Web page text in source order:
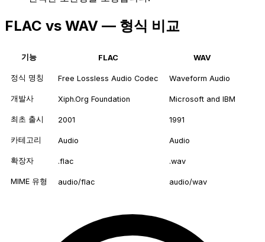
FLAC vs WAV — 형식 비교
기능 FLAC WAV
정식 명칭 Free Lossless Audio Codec Waveform Audio
개발사 Xiph.Org Foundation Microsoft and IBM
최초 출시 2001 1991
카테고리 Audio Audio
확장자 .flac .wav
MIME 유형 audio/flac audio/wav